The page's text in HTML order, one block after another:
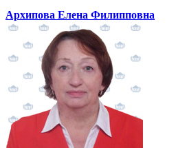
Архипова Елена Филипповна